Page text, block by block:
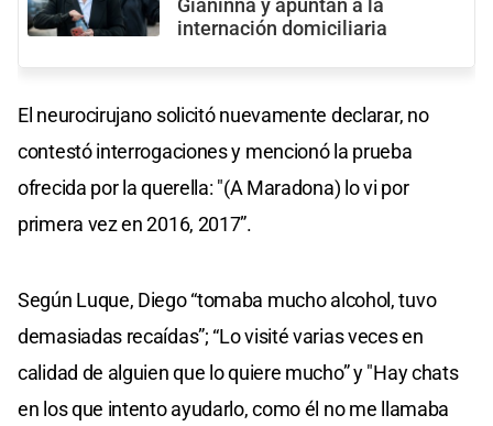
Gianinna y apuntan a la
internación domiciliaria
El neurocirujano solicitó nuevamente declarar, no
contestó interrogaciones y mencionó la prueba
ofrecida por la querella: "(A Maradona) lo vi por
primera vez en 2016, 2017”.
Según Luque, Diego “tomaba mucho alcohol, tuvo
demasiadas recaídas”; “Lo visité varias veces en
calidad de alguien que lo quiere mucho” y "Hay chats
en los que intento ayudarlo, como él no me llamaba